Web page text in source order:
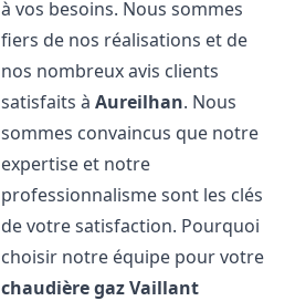
à vos besoins. Nous sommes
fiers de nos réalisations et de
nos nombreux avis clients
satisfaits àAureilhan. Nous
sommes convaincus que notre
expertise et notre
professionnalisme sont les clés
de votre satisfaction. Pourquoi
choisir notre équipe pour votre
chaudière gaz Vaillant